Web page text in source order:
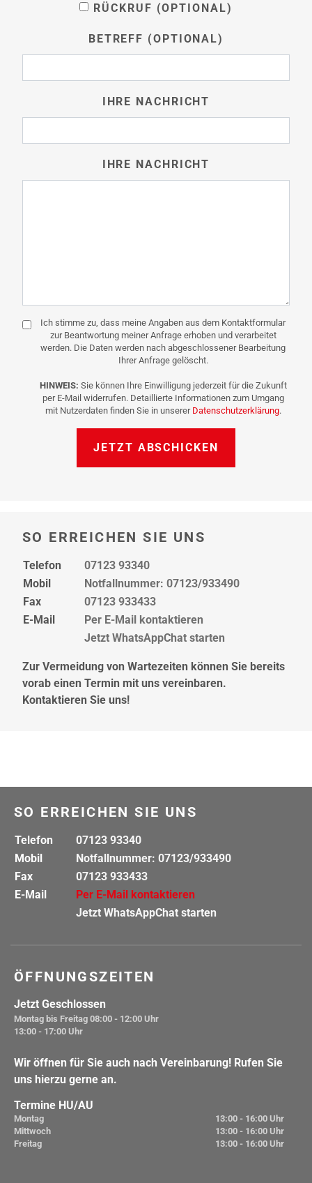
RÜCKRUF (OPTIONAL)
BETREFF (OPTIONAL)
IHRE NACHRICHT
IHRE NACHRICHT
Ich stimme zu, dass meine Angaben aus dem Kontaktformular
zur Beantwortung meiner Anfrage erhoben und verarbeitet
werden. Die Daten werden nach abgeschlossener Bearbeitung
Ihrer Anfrage gelöscht.
HINWEIS: Sie können Ihre Einwilligung jederzeit für die Zukunft
per E-Mail widerrufen. Detaillierte Informationen zum Umgang
mit Nutzerdaten finden Sie in unserer Datenschutzerklärung.
JETZT ABSCHICKEN
SO ERREICHEN SIE UNS
Telefon
07123 93340
Mobil
Notfallnummer: 07123/933490
Fax
07123 933433
E-Mail
Per E-Mail kontaktieren
Jetzt WhatsAppChat starten
Zur Vermeidung von Wartezeiten können Sie bereits
vorab einen Termin mit uns vereinbaren.
Kontaktieren Sie uns!
SO ERREICHEN SIE UNS
Telefon
07123 93340
Mobil
Notfallnummer: 07123/933490
Fax
07123 933433
E-Mail
Per E-Mail kontaktieren
Jetzt WhatsAppChat starten
ÖFFNUNGSZEITEN
Jetzt Geschlossen
Montag bis Freitag 08:00 - 12:00 Uhr
13:00 - 17:00 Uhr
Wir öffnen für Sie auch nach Vereinbarung! Rufen Sie
uns hierzu gerne an.
Termine HU/AU
Montag
13:00 - 16:00 Uhr
Mittwoch
13:00 - 16:00 Uhr
Freitag
13:00 - 16:00 Uhr